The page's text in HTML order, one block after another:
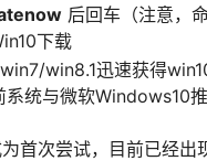
后回车（注意，
下载
统与微软Windows10
首次尝试，目前已经